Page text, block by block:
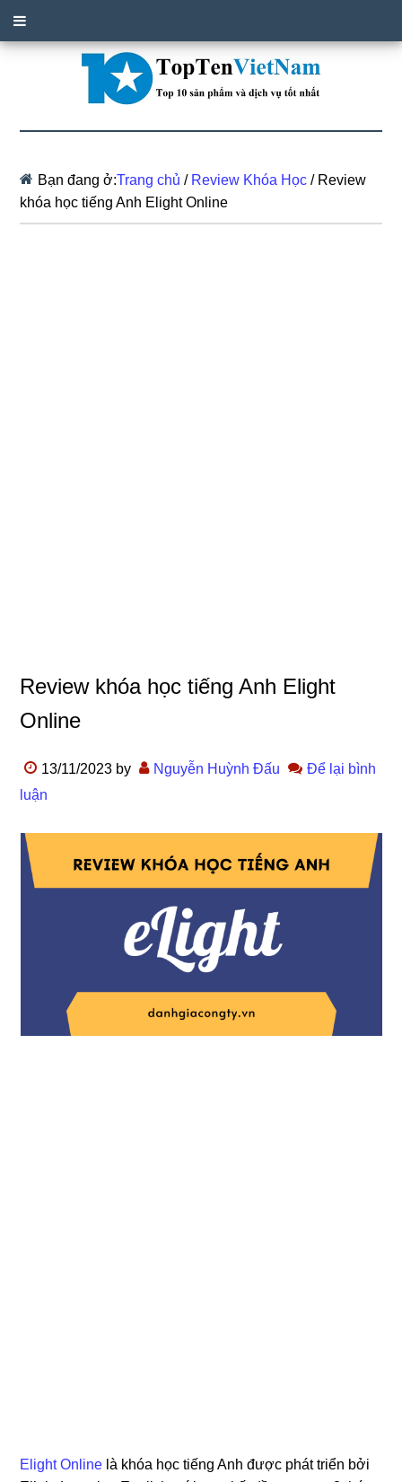
Bạn đang ở:Trang chủ / Review Khóa Học /Review
khóa học tiếng Anh Elight Online
Review khóa học tiếng Anh Elight
Online
13/11/2023 by Nguyễn Huỳnh Đấu
Để lại bình
luận
Elight Online là khóa học tiếng Anh được phát triển bởi